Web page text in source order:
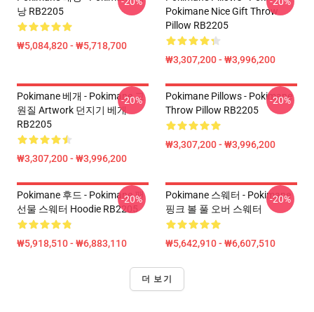
낭 RB2205
₩5,084,820 - ₩5,718,700
Pokimane Nice Gift Throw
Pillow RB2205
₩3,307,200 - ₩3,996,200
Pokimane 베개 - Pokimane 교
원질 Artwork 던지기 베개
RB2205
₩3,307,200 - ₩3,996,200
-20%
Pokimane Pillows - Pokimane
Throw Pillow RB2205
₩3,307,200 - ₩3,996,200
-20%
Pokimane 후드 - Pokimane 팬
선물 스웨터 Hoodie RB2205
₩5,918,510 - ₩6,883,110
-20%
Pokimane 스웨터 - Pokimane
핑크 볼 풀 오버 스웨터
₩5,642,910 - ₩6,607,510
-20%
더 보기